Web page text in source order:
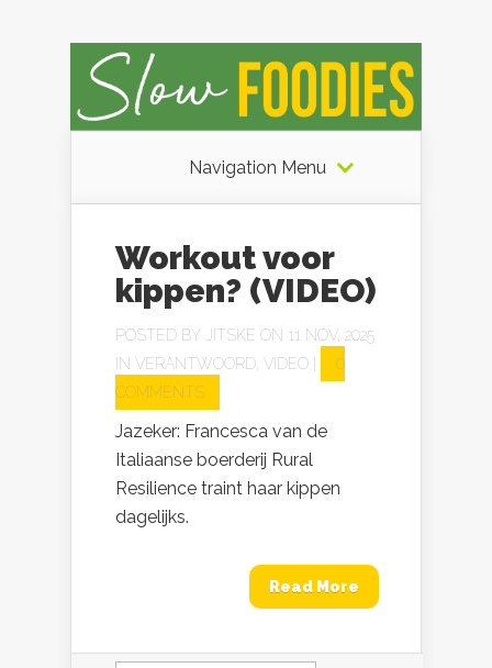
Navigation Menu
Workout voor
kippen? (VIDEO)
POSTED BY JITSKE ON 11 NOV, 2025
IN VERANTWOORD, VIDEO
0
COMMENTS
Jazeker: Francesca van de
Italiaanse boerderij Rural
Resilience traint haar kippen
dagelijks.
Read More
Zoeken